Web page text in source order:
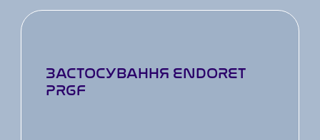
ЗАСТОСУВАННЯ ENDORET
PRGF